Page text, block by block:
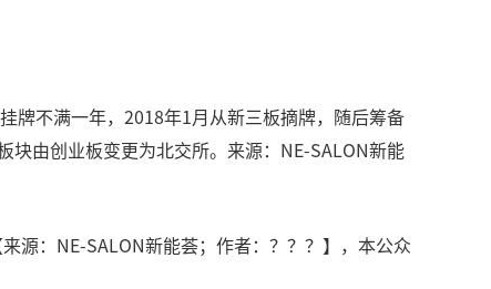
牌不满一年，2018年1月从新三板摘牌，随后筹备
由创业板变更为北交所。来源：NE-SALON新能
源：NE-SALON新能荟；作者：？？？】，本公众